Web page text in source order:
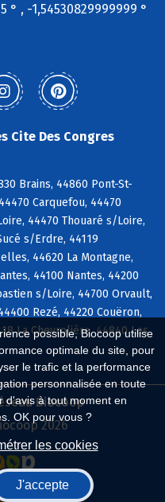
possible, Biocoop utilise
optimale du site, pour
le trafic et la performance
personnalisée en toute
d'avis à tout moment en
OK pour vous ?
les cookies
J'accepte
° , -1,54530829999999 °
Cite Des Congres
Brains, 44860 Pont-St-
Carquefou, 44470
44470 Thouaré s/Loire,
s/Erdre, 44119
44620 La Montagne,
44100 Nantes, 44200
s/Loire, 44700 Orvault,
Rezé, 44220 Couëron,
La Chevrolière, 44840 Les
Biocoop
2026